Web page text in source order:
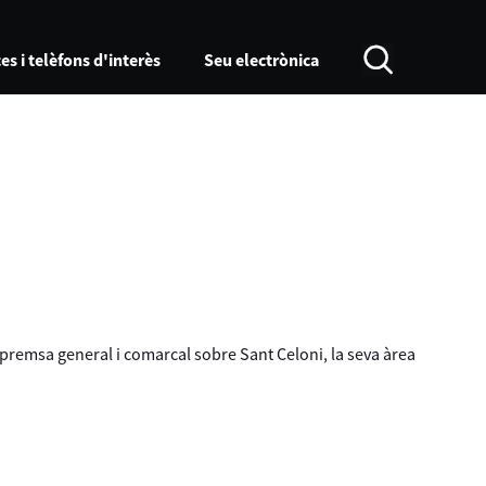
i telèfons d'interès Seu electrònica
general i comarcal sobre Sant Celoni, la seva àrea